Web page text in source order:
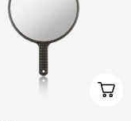
Options